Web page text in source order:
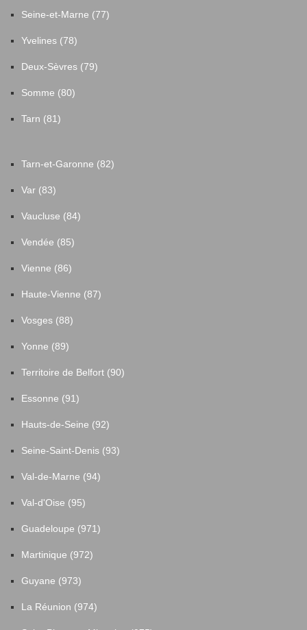
Seine-et-Marne (77)
Yvelines (78)
Deux-Sèvres (79)
Somme (80)
Tarn (81)
Tarn-et-Garonne (82)
Var (83)
Vaucluse (84)
Vendée (85)
Vienne (86)
Haute-Vienne (87)
Vosges (88)
Yonne (89)
Territoire de Belfort (90)
Essonne (91)
Hauts-de-Seine (92)
Seine-Saint-Denis (93)
Val-de-Marne (94)
Val-d'Oise (95)
Guadeloupe (971)
Martinique (972)
Guyane (973)
La Réunion (974)